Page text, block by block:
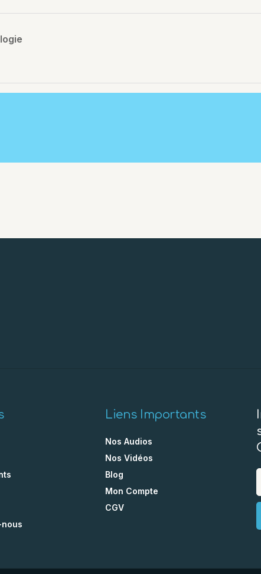
nous
Liens Importants
Nos Audios
Nos Vidéos
Blog
Mon Compte
CGV